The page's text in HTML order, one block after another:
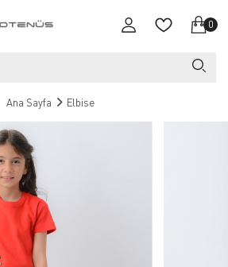
0
Ana Sayfa Elbise